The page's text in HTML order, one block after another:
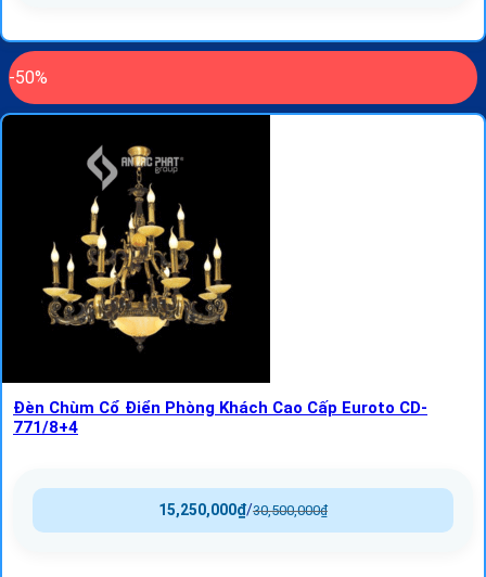
-50%
Đèn Chùm Cổ Điển Phòng Khách Cao Cấp Euroto CD-
771/8+4
30,500,000₫
/
15,250,000₫